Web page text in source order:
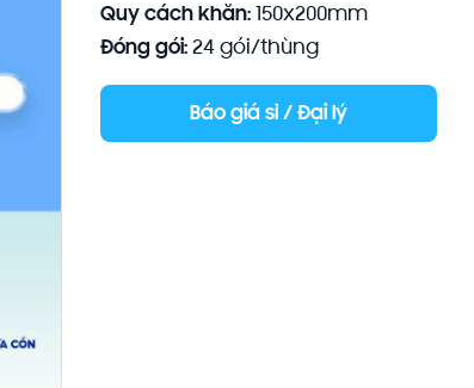
Quy cách khăn: 150x200mm
Đóng gói:24 gói/thùng
Báo giá sỉ / Đại lý